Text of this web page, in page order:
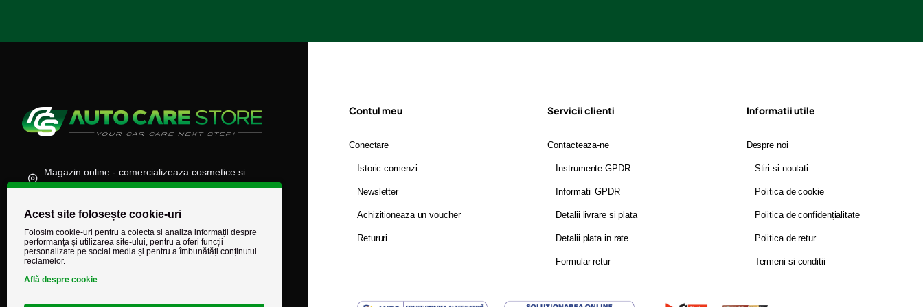
Magazin online - comercializeaza cosmetice si
accesorii auto, moto, atv, biciclete, camioane
(+40) 745 848 890
comenzi@autocarestore.ro
Contul meu
Conectare
Istoric comenzi
Newsletter
Achizitioneaza un voucher
Retururi
Servicii clienti
Contacteaza-ne
Instrumente GPDR
Informatii GPDR
Detalii livrare si plata
Detalii plata in rate
Formular retur
Informatii utile
Despre noi
Stiri si noutati
Politica de cookie
Politica de confidențialitate
Politica de retur
Termeni si conditii
Acest site folosește cookie-uri
Folosim cookie-uri pentru a colecta si analiza informații despre
performanța și utilizarea site-ului, pentru a oferi funcții
personalizate pe social media și pentru a îmbunătăți conținutul
reclamelor.
Află despre cookie